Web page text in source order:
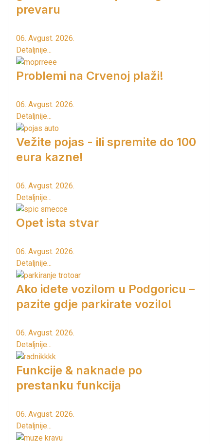
prevaru
06. Avgust. 2026.
Detaljnije...
Problemi na Crvenoj plaži!
06. Avgust. 2026.
Detaljnije...
Vežite pojas - ili spremite do 100
eura kazne!
06. Avgust. 2026.
Detaljnije...
Opet ista stvar
06. Avgust. 2026.
Detaljnije...
Ako idete vozilom u Podgoricu –
pazite gdje parkirate vozilo!
06. Avgust. 2026.
Detaljnije...
Funkcije & naknade po
prestanku funkcija
06. Avgust. 2026.
Detaljnije...